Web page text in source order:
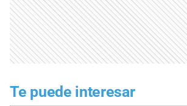
Te puede interesar